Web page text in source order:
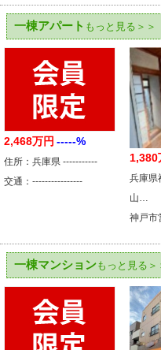
一棟アパート もっと見る＞＞
2,468万円 -----%
住所：兵庫県 -----------
交通：----------------
1,380
兵庫県
山…
神戸市
一棟マンションもっと見る＞